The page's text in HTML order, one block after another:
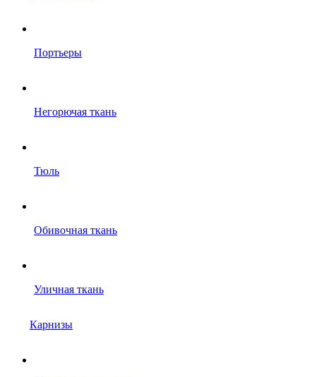
Портьеры
Негорючая ткань
Тюль
Обивочная ткань
Уличная ткань
Карнизы